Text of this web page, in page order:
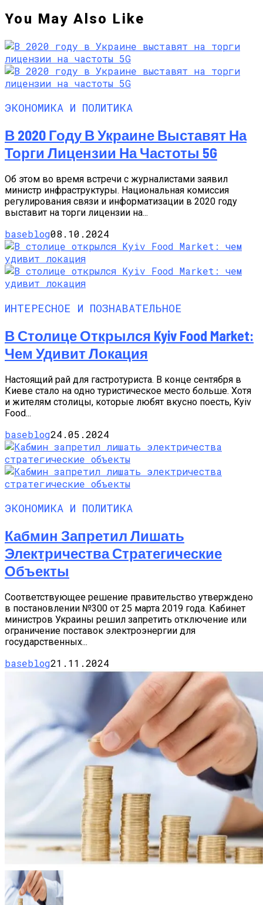
You May Also Like
ЭКОНОМИКА И ПОЛИТИКА
В 2020 Году В Украине Выставят На
Торги Лицензии На Частоты 5G
Об этом во время встречи с журналистами заявил
министр инфраструктуры. Национальная комиссия
регулирования связи и информатизации в 2020 году
выставит на торги лицензии на...
baseblog08.10.2024
ИНТЕРЕСНОЕ И ПОЗНАВАТЕЛЬНОЕ
В Столице Открылся Kyiv Food Market:
Чем Удивит Локация
Настоящий рай для гастротуриста. В конце сентября в
Киеве стало на одно туристическое место больше. Хотя
и жителям столицы, которые любят вкусно поесть, Kyiv
Food...
baseblog24.05.2024
ЭКОНОМИКА И ПОЛИТИКА
Кабмин Запретил Лишать
Электричества Стратегические
Объекты
Соответствующее решение правительство утверждено
в постановлении №300 от 25 марта 2019 года. Кабинет
министров Украины решил запретить отключение или
ограничение поставок электроэнергии для
государственных...
baseblog21.11.2024